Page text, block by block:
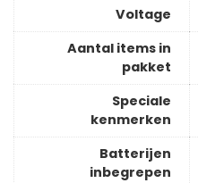
Voltage
Aantal items in
pakket
Speciale
kenmerken
Batterijen
inbegrepen